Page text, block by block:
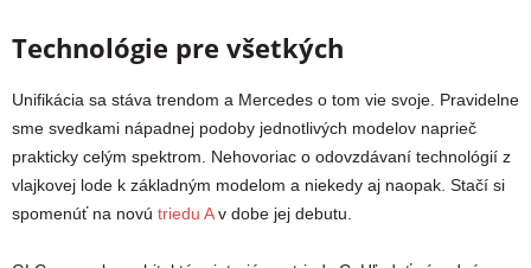
Technológie pre všetkých
Unifikácia sa stáva trendom a Mercedes o tom vie svoje. Pravidelne
sme svedkami nápadnej podoby jednotlivých modelov naprieč
prakticky celým spektrom. Nehovoriac o odovzdávaní technológií z
vlajkovej lode k základným modelom a niekedy aj naopak. Stačí si
spomenúť na novú triedu Av dobe jej debutu.